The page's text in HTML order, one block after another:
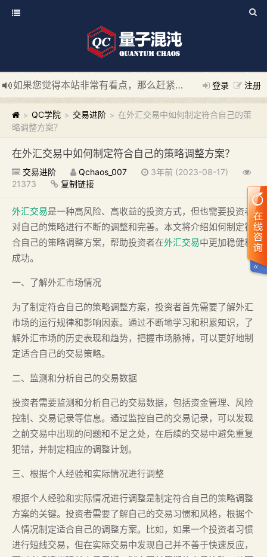
登录 注册
如果您觉得本站非常有看点，那么赶紧使用Ctrl+D 收藏我们吧
新添加量子混沌系统板块，欢迎大家访问！
---“量子混沌系
> QC学院 > 交易进阶 > 在外汇交易中如何制定符合自己的策
略调整方案？
在外汇交易中如何制定符合自己的策略调整方案？
交易进阶 Qchaos_007
3年前 (2023-08-17)
21373
复制链接
外汇交易是一种高风险、高收益的投资方式，但也需要投资者
对自己的策略进行不断的调整和完善。本文将介绍如何制定符
合自己的策略调整方案，帮助投资者在外汇交易中更加稳健和
成功。
一、了解外汇市场情况
为了制定符合自己的策略调整方案，投资者首先需要了解外汇
市场的运行规律和影响因素。通过不断地学习和积累知识，了
解外汇市场的历史表现和趋势，把握市场脉搏，可以更好地制
定适合自己的交易策略。
二、监测和分析自己的交易数据
投资者需要监测和分析自己的交易数据，包括资金管理、风险
控制、交易记录等信息。通过监控自己的交易记录，可以发现
之前交易中出现的问题和不足之处，在后续的交易中避免重复
犯错，并制定相应的调整计划。
三、根据个人经验和实际情况进行调整
根据个人经验和实际情况进行调整是制定符合自己的策略调整
方案的关键。投资者需要了解自己的交易习惯和风格，根据个
人情况制定适合自己的调整方案。比如，如果一个投资者习惯
进行短线交易，但在实际交易中发现自己并不善于快速反应，